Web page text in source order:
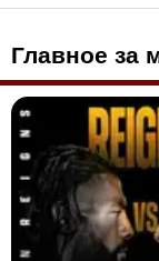
Главное за